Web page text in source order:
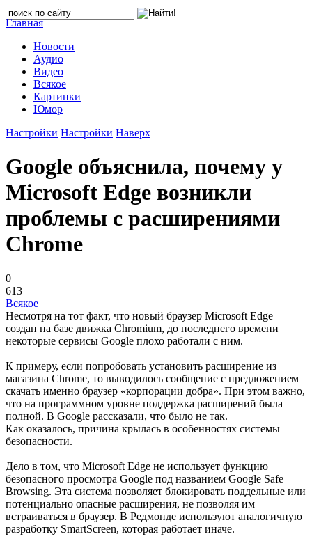
Главная
Новости
Аудио
Видео
Всякое
Картинки
Юмор
Настройки Настройки Наверх
Google объяснила, почему у
Microsoft Edge возникли
проблемы с расширениями
Chrome
0
613
Всякое
Несмотря на тот факт, что новый браузер Microsoft Edge
создан на базе движка Chromium, до последнего времени
некоторые сервисы Google плохо работали с ним.
К примеру, если попробовать установить расширение из
магазина Chrome, то выводилось сообщение с предложением
скачать именно браузер «корпорации добра». При этом важно,
что на программном уровне поддержка расширений была
полной. В Google рассказали, что было не так.
Как оказалось, причина крылась в особенностях системы
безопасности.
Дело в том, что Microsoft Edge не использует функцию
безопасного просмотра Google под названием Google Safe
Browsing. Эта система позволяет блокировать поддельные или
потенциально опасные расширения, не позволяя им
встраиваться в браузер. В Редмонде используют аналогичную
разработку SmartScreen, которая работает иначе.